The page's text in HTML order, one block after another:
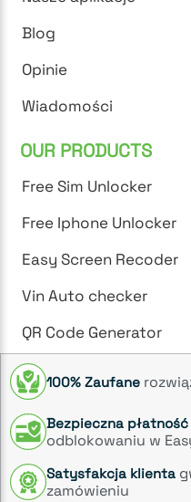
Blog
Opinie
Wiadomości
OUR PRODUCTS
Free Sim Unlocker
Free Iphone Unlocker
Easy Screen Recoder
Vin Auto checker
QR Code Generator
100% Zaufane
Bezpieczna płatność
odblokowaniu w
Satysfakcja klienta
zamówieniu